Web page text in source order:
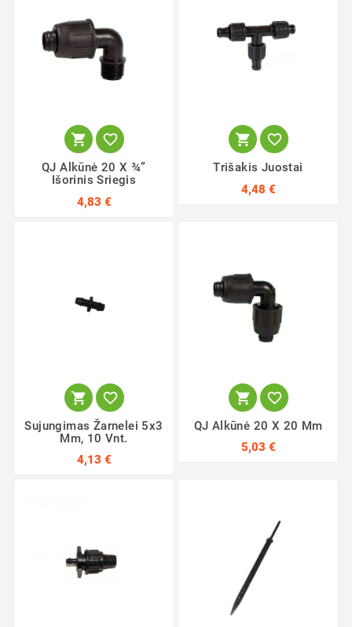
 
QJ Alkūnė 20 X ¾”
Išorinis Sriegis
4,83 €
 
Trišakis Juostai
4,48 €
 
Sujungimas Žarnelei 5x3
Mm, 10 Vnt.
4,13 €
 
QJ Alkūnė 20 X 20 Mm
5,03 €